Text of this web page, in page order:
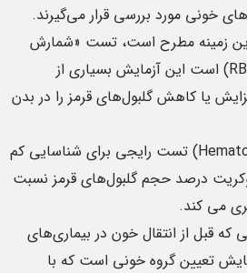
خونی مورد بررسی قرار می‌گیرند.
زمینه مطرح است، تست «شمارش
گلبول‌های قرمز» (RBC count) است این آزمایش بسیاری از
یا کاهش گلبول‌های قرمز را در بدن
تست «هماتوکریت» (Hematocrit) تست رایجی برای شناسایی کم
درصد حجم گلبول‌های قرمز نسبت
می کند.
که قبل از انتقال خون در بیماری‌های
تعیین گروه خونی است که با